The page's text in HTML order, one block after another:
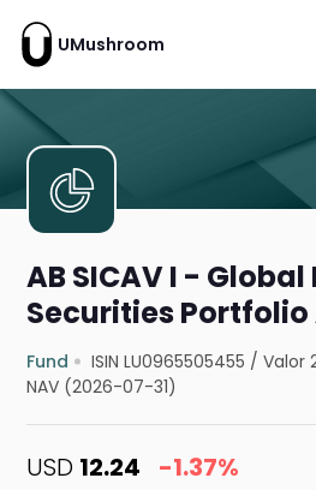
UMushroom
AB SICAV I -
Securities Portfolio
Fund ISIN LU0965505455 /Valor
NAV (2026-07-31)
USD 12.24 -1.37%